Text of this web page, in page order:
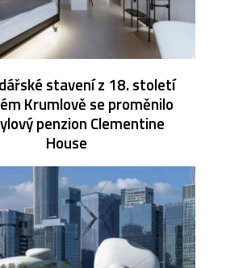
stavení z 18. století
Krumlově se proměnilo
penzion Clementine
House